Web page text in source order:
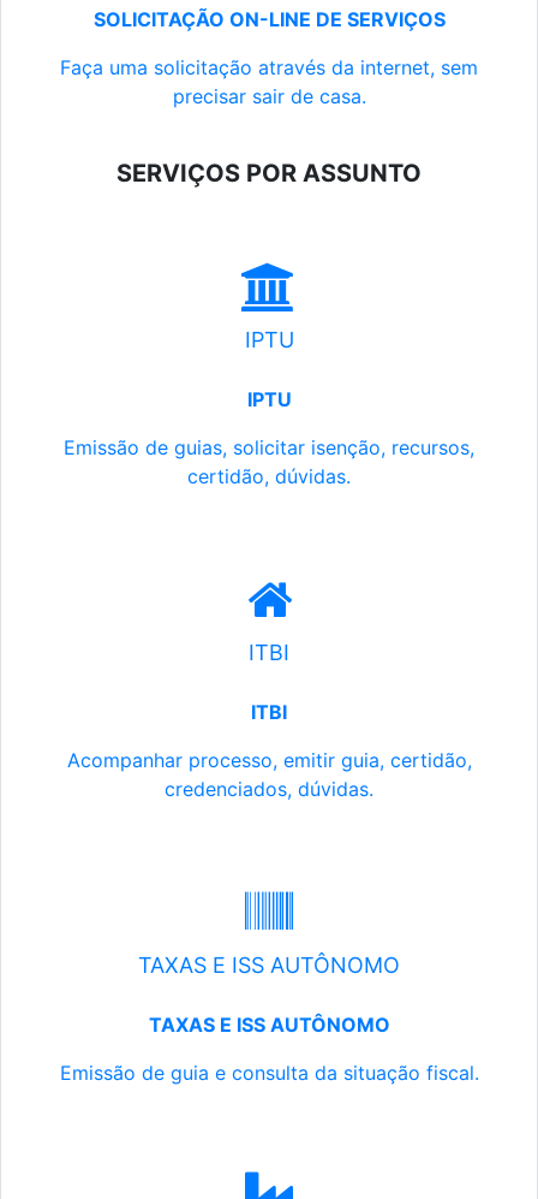
SOLICITAÇÃO ON-LINE DE SERVIÇOS
Faça uma solicitação através da internet, sem
precisar sair de casa.
SERVIÇOS POR ASSUNTO
IPTU
IPTU
Emissão de guias, solicitar isenção, recursos,
certidão, dúvidas.
ITBI
ITBI
Acompanhar processo, emitir guia, certidão,
credenciados, dúvidas.
TAXAS E ISS AUTÔNOMO
TAXAS E ISS AUTÔNOMO
Emissão de guia e consulta da situação fiscal.